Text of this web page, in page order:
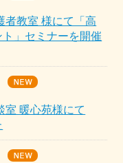
者教室 様にて「高
」セミナーを開催
室 暖心苑様にて